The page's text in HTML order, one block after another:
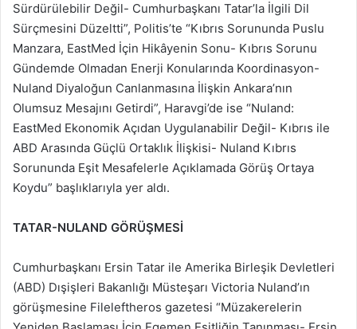
Sürdürülebilir Değil- Cumhurbaşkanı Tatar’la İlgili Dil
Sürçmesini Düzeltti”, Politis’te “Kıbrıs Sorununda Puslu
Manzara, EastMed İçin Hikâyenin Sonu- Kıbrıs Sorunu
Gündemde Olmadan Enerji Konularında Koordinasyon-
Nuland Diyaloğun Canlanmasına İlişkin Ankara’nın
Olumsuz Mesajını Getirdi”, Haravgi’de ise “Nuland:
EastMed Ekonomik Açıdan Uygulanabilir Değil- Kıbrıs ile
ABD Arasında Güçlü Ortaklık İlişkisi- Nuland Kıbrıs
Sorununda Eşit Mesafelerle Açıklamada Görüş Ortaya
Koydu” başlıklarıyla yer aldı.
TATAR-NULAND GÖRÜŞMESİ
Cumhurbaşkanı Ersin Tatar ile Amerika Birleşik Devletleri
(ABD) Dışişleri Bakanlığı Müsteşarı Victoria Nuland’ın
görüşmesine Fileleftheros gazetesi “Müzakerelerin